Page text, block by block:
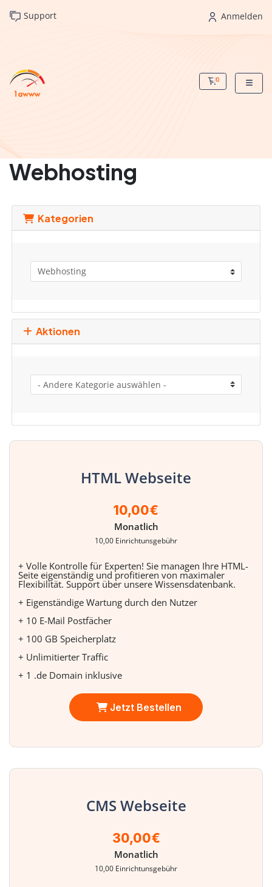
Support Anmelden
0Mein
Webhosting
Kategorien
Aktionen
HTML Webseite
10,00€
Monatlich
10,00 Einrichtunsgebühr
+ Volle Kontrolle für Experten! Sie managen Ihre HTML-
Seite eigenständig und profitieren von maximaler
Flexibilität. Support über unsere Wissensdatenbank.
+ Eigenständige Wartung durch den Nutzer
+ 10 E-Mail Postfächer
+ 100 GB Speicherplatz
+ Unlimitierter Traffic
+ 1 .de Domain inklusive
Jetzt Bestellen
CMS Webseite
30,00€
Monatlich
10,00 Einrichtunsgebühr